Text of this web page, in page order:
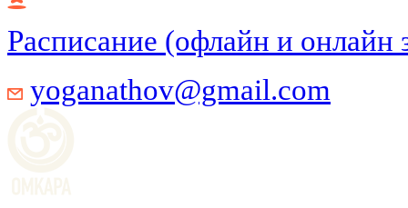
Расписание (офлайн и онлайн
yoganathov@gmail.com